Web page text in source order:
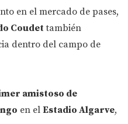
en el mercado de pases,
Coudettambién
dentro del campo de
amistoso de
en el Estadio Algarve,